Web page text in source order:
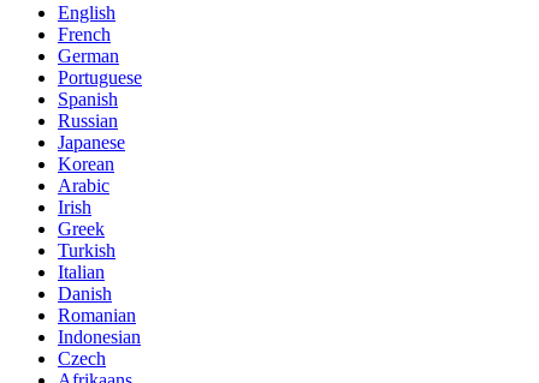
English
French
German
Portuguese
Spanish
Russian
Japanese
Korean
Arabic
Irish
Greek
Turkish
Italian
Danish
Romanian
Indonesian
Czech